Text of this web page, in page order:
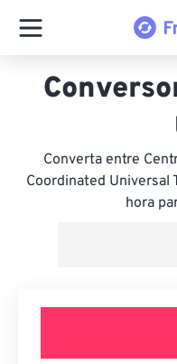
Converta entre
Coordinated Universal
hora